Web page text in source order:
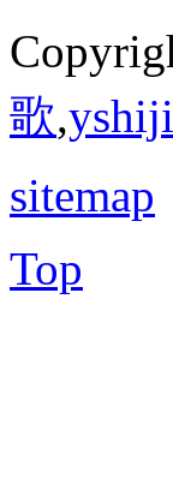
歌,
sitemap
Top